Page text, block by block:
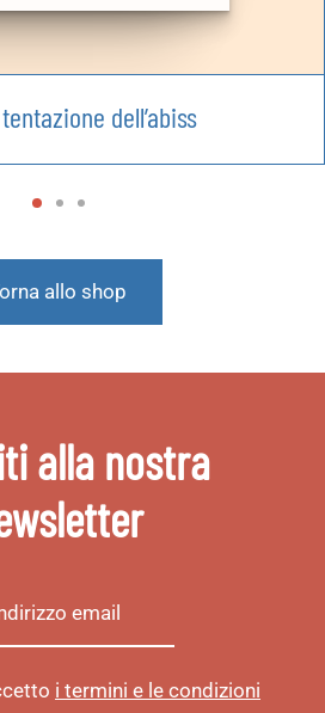
dell’abiss
allo shop
alla nostra
i termini e le condizioni